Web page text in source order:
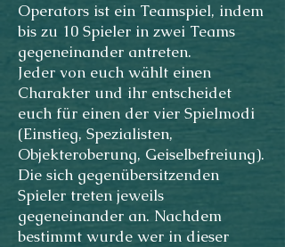
Operators ist ein Teamspiel, indem
bis zu 10 Spieler in zwei Teams
gegeneinander antreten.
Jeder von euch wählt einen
Charakter und ihr entscheidet
euch für einen der vier Spielmodi
(Einstieg, Spezialisten,
Objekteroberung, Geiselbefreiung).
Die sich gegenübersitzenden
Spieler treten jeweils
gegeneinander an. Nachdem
bestimmt wurde wer in dieser